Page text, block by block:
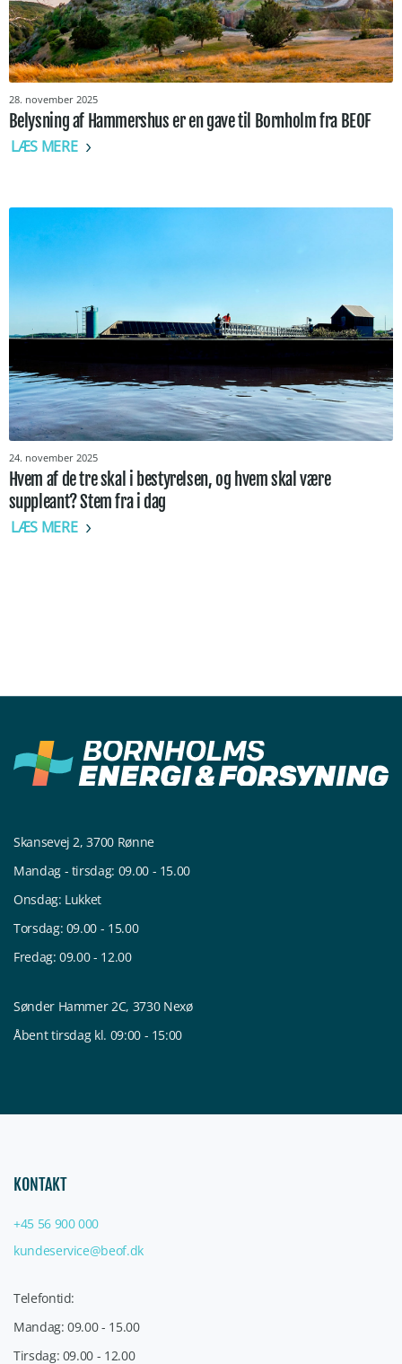
28. november 2025
Belysning af Hammershus er en gave til Bornholm fra BEOF
LÆS MERE
24. november 2025
Hvem af de tre skal i bestyrelsen, og hvem skal være
suppleant? Stem fra i dag
LÆS MERE
Skansevej 2, 3700 Rønne
Mandag - tirsdag: 09.00 - 15.00
Onsdag: Lukket
Torsdag: 09.00 - 15.00
Fredag: 09.00 - 12.00
Sønder Hammer 2C, 3730 Nexø
Åbent tirsdag kl. 09:00 - 15:00
KONTAKT
+45 56 900 000
kundeservice@beof.dk
Telefontid:
Mandag: 09.00 - 15.00
Tirsdag: 09.00 - 12.00